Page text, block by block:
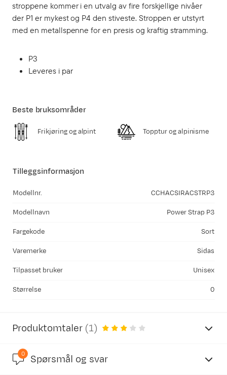
stroppene kommer i en utvalg av fire forskjellige nivåer
der P1 er mykest og P4 den stiveste. Stroppen er utstyrt
med en metallspenne for en presis og kraftig stramming.
P3
Leveres i par
Tilleggsinformasjon
Modellnr. CCHACSIRACSTRP3
Modellnavn Power Strap P3
Fargekode Sort
Varemerke Sidas
Tilpasset bruker Unisex
Størrelse 0
Beste bruksområder
Frikjøring og alpint Topptur og alpinisme
Produktomtaler (1)
3.0
0 Spørsmål og svar